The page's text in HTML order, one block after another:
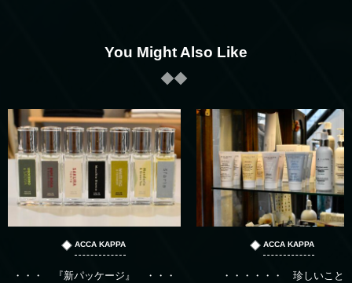
You Might Also Like
ACCA KAPPA
・・・ 『新パッケージ』 ・・・
ACCA KAPPA
・・・・・・ 珍しいこと